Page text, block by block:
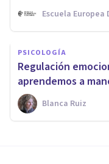
Escuela Europea
PSICOLOGÍA
Regulación
aprendemos a
Blanca Ruiz